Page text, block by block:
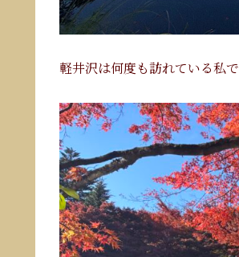
軽井沢は何度も訪れている私